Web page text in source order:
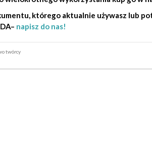
którego aktualnie używasz lub
– napisz do nas!
twórcy